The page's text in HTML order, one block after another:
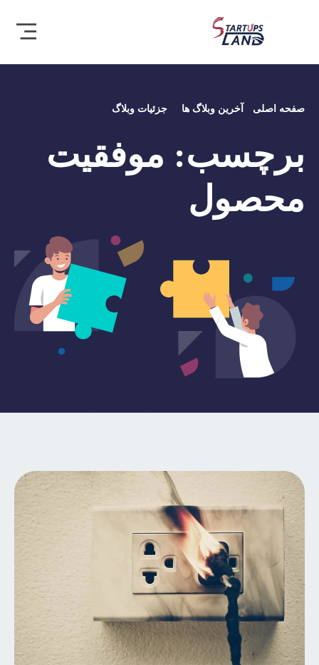
صفحه اصلی آخرین وبلاگ ها جزئیات وبلاگ
برچسب: موفقیت
محصول